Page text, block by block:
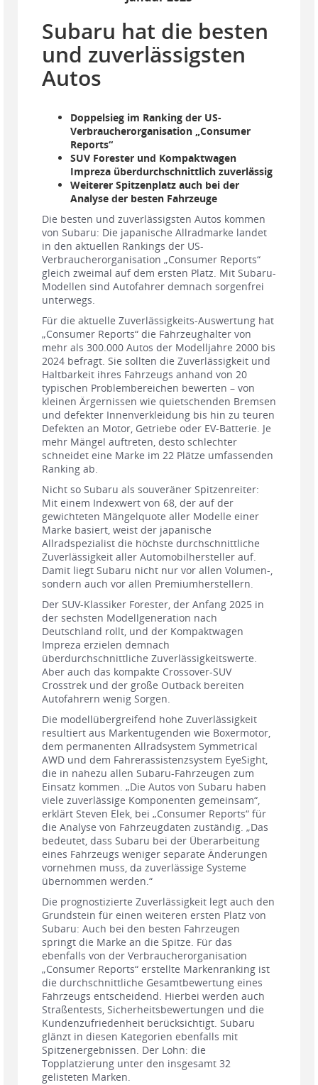
Subaru hat die besten
und zuverlässigsten
Autos
Doppelsieg im Ranking der US-
Verbraucherorganisation „Consumer
Reports“
SUV Forester und Kompaktwagen
Impreza überdurchschnittlich zuverlässig
Weiterer Spitzenplatz auch bei der
Analyse der besten Fahrzeuge
Die besten und zuverlässigsten Autos kommen
von Subaru: Die japanische Allradmarke landet
in den aktuellen Rankings der US-
Verbraucherorganisation „Consumer Reports“
gleich zweimal auf dem ersten Platz. Mit Subaru-
Modellen sind Autofahrer demnach sorgenfrei
unterwegs.
Für die aktuelle Zuverlässigkeits-Auswertung hat
„Consumer Reports“ die Fahrzeughalter von
mehr als 300.000 Autos der Modelljahre 2000 bis
2024 befragt. Sie sollten die Zuverlässigkeit und
Haltbarkeit ihres Fahrzeugs anhand von 20
typischen Problembereichen bewerten – von
kleinen Ärgernissen wie quietschenden Bremsen
und defekter Innenverkleidung bis hin zu teuren
Defekten an Motor, Getriebe oder EV-Batterie. Je
mehr Mängel auftreten, desto schlechter
schneidet eine Marke im 22 Plätze umfassenden
Ranking ab.
Nicht so Subaru als souveräner Spitzenreiter:
Mit einem Indexwert von 68, der auf der
gewichteten Mängelquote aller Modelle einer
Marke basiert, weist der japanische
Allradspezialist die höchste durchschnittliche
Zuverlässigkeit aller Automobilhersteller auf.
Damit liegt Subaru nicht nur vor allen Volumen-,
sondern auch vor allen Premiumherstellern.
Der SUV-Klassiker Forester, der Anfang 2025 in
der sechsten Modellgeneration nach
Deutschland rollt, und der Kompaktwagen
Impreza erzielen demnach
überdurchschnittliche Zuverlässigkeitswerte.
Aber auch das kompakte Crossover-SUV
Crosstrek und der große Outback bereiten
Autofahrern wenig Sorgen.
Die modellübergreifend hohe Zuverlässigkeit
resultiert aus Markentugenden wie Boxermotor,
dem permanenten Allradsystem Symmetrical
AWD und dem Fahrerassistenzsystem EyeSight,
die in nahezu allen Subaru-Fahrzeugen zum
Einsatz kommen. „Die Autos von Subaru haben
viele zuverlässige Komponenten gemeinsam“,
erklärt Steven Elek, bei „Consumer Reports“ für
die Analyse von Fahrzeugdaten zuständig. „Das
bedeutet, dass Subaru bei der Überarbeitung
eines Fahrzeugs weniger separate Änderungen
vornehmen muss, da zuverlässige Systeme
übernommen werden.“
Die prognostizierte Zuverlässigkeit legt auch den
Grundstein für einen weiteren ersten Platz von
Subaru: Auch bei den besten Fahrzeugen
springt die Marke an die Spitze. Für das
ebenfalls von der Verbraucherorganisation
„Consumer Reports“ erstellte Markenranking ist
die durchschnittliche Gesamtbewertung eines
Fahrzeugs entscheidend. Hierbei werden auch
Straßentests, Sicherheitsbewertungen und die
Kundenzufriedenheit berücksichtigt. Subaru
glänzt in diesen Kategorien ebenfalls mit
Spitzenergebnissen. Der Lohn: die
Topplatzierung unter den insgesamt 32
gelisteten Marken.